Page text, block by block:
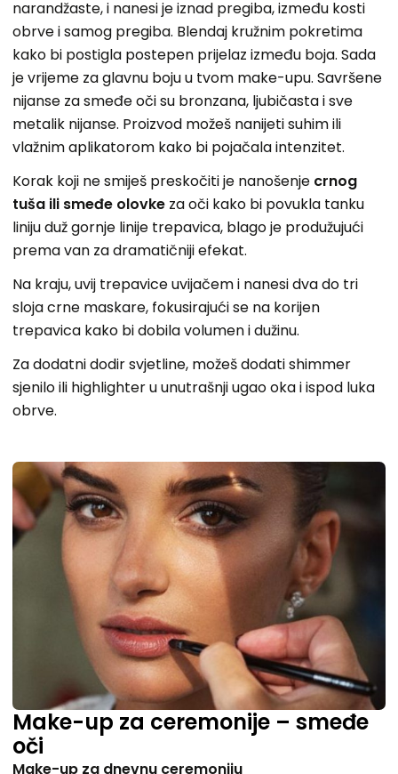
narandžaste, i nanesi je iznad pregiba, između kosti
obrve i samog pregiba. Blendaj kružnim pokretima
kako bi postigla postepen prijelaz između boja. Sada
je vrijeme za glavnu boju u tvom make-upu. Savršene
nijanse za smeđe oči su bronzana, ljubičasta i sve
metalik nijanse. Proizvod možeš nanijeti suhim ili
vlažnim aplikatorom kako bi pojačala intenzitet.
Korak koji ne smiješ preskočiti je nanošenje crnog
tuša ili smeđe olovke za oči kako bi povukla tanku
liniju duž gornje linije trepavica, blago je produžujući
prema van za dramatičniji efekat.
Na kraju, uvij trepavice uvijačem i nanesi dva do tri
sloja crne maskare, fokusirajući se na korijen
trepavica kako bi dobila volumen i dužinu.
Za dodatni dodir svjetline, možeš dodati shimmer
sjenilo ili highlighter u unutrašnji ugao oka i ispod luka
obrve.
Make-up za ceremonije – smeđe
oči
Make-up za dnevnu ceremoniju